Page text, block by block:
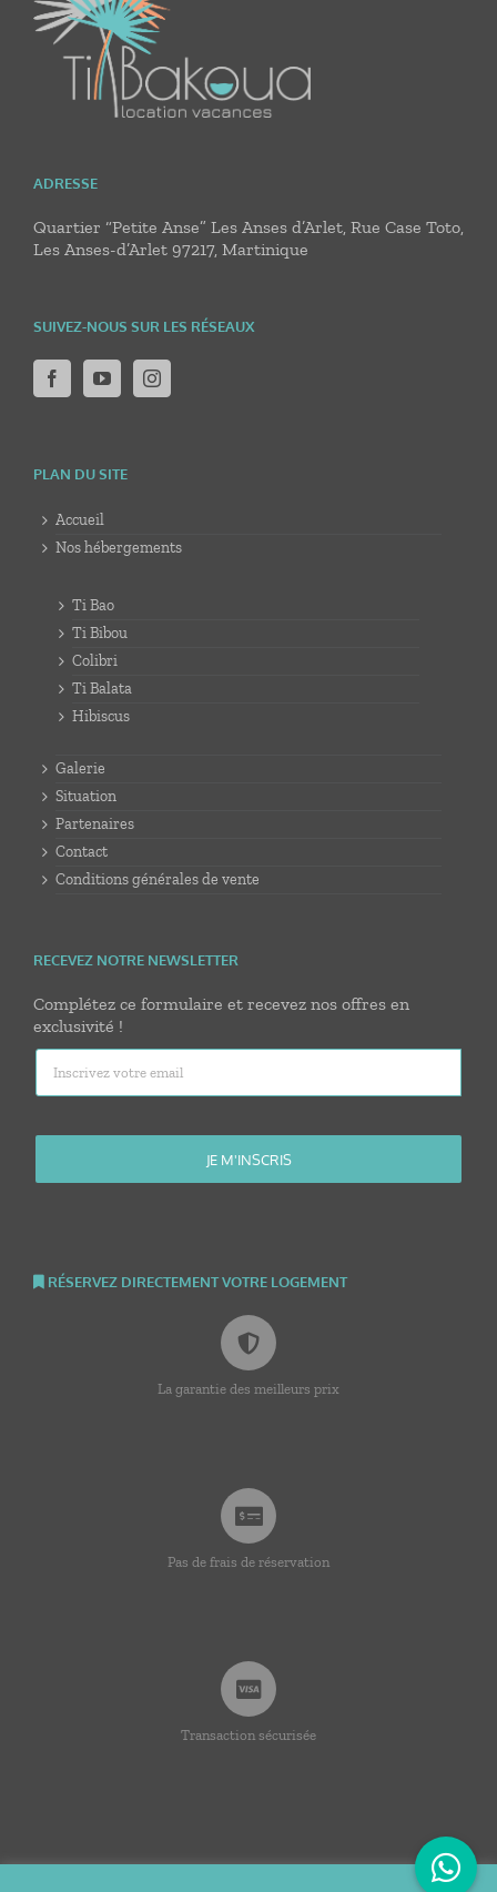
ADRESSE
Quartier “Petite Anse” Les Anses d’Arlet, Rue Case Toto,
Les Anses-d’Arlet 97217, Martinique
SUIVEZ-NOUS SUR LES RÉSEAUX
PLAN DU SITE
Accueil
Nos hébergements
Ti Bao
Ti Bibou
Colibri
Ti Balata
Hibiscus
Galerie
Situation
Partenaires
Contact
Conditions générales de vente
RECEVEZ NOTRE NEWSLETTER
Complétez ce formulaire et recevez nos offres en
exclusivité !
RÉSERVEZ DIRECTEMENT VOTRE LOGEMENT
La garantie des meilleurs prix
Pas de frais de réservation
Transaction sécurisée